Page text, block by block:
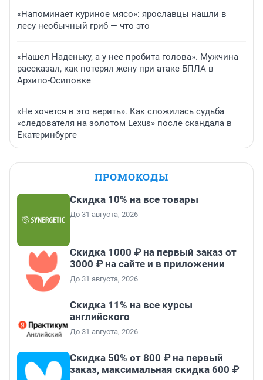
«Напоминает куриное мясо»: ярославцы нашли в
лесу необычный гриб — что это
«Нашел Наденьку, а у нее пробита голова». Мужчина
рассказал, как потерял жену при атаке БПЛА в
Архипо-Осиповке
«Не хочется в это верить». Как сложилась судьба
«следователя на золотом Lexus» после скандала в
Екатеринбурге
ПРОМОКОДЫ
Скидка 10% на все товары
До 31 августа, 2026
Скидка 1000 ₽ на первый заказ от
3000 ₽ на сайте и в приложении
До 31 августа, 2026
Скидка 11% на все курсы
английского
До 31 августа, 2026
Скидка 50% от 800 ₽ на первый
заказ, максимальная скидка 600 ₽